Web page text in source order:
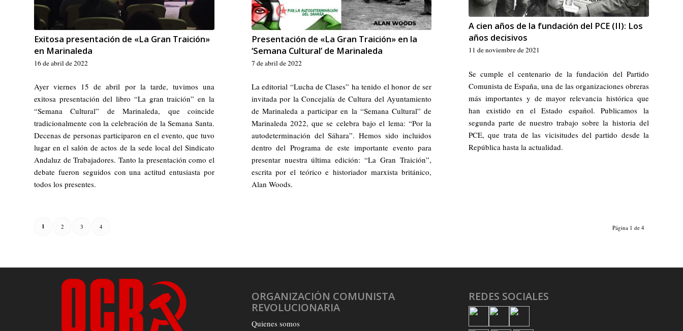
Exitosa presentación de «La Gran Traición»
en Marinaleda
16 de abril de 2022
Ayer viernes 15 de abril por la tarde, tuvimos una
exitosa presentación del libro “La gran traición” en la
“Semana Cultural” de Marinaleda, que coincide
tradicionalmente con la celebración de la Semana Santa.
Decenas de personas participaron en el evento, que tuvo
lugar en el salón de actos de la sede local del Sindicato
Andaluz de Trabajadores. Tanto la presentación como el
debate fueron seguidos con una actitud entusiasta por
todos los presentes.
Presentación de «La Gran Traición» en la
‘Semana Cultural’ de Marinaleda
7 de abril de 2022
La editorial “Lucha de Clases” ha tenido el honor de ser
invitada por la Concejalía de Cultura del Ayuntamiento
de Marinaleda a participar en la “Semana Cultural” de
Marinaleda 2022, que se celebra bajo el lema: “Por la
autodeterminación del Sáhara”. Hemos sido incluidos
dentro del Programa de este importante evento para
presentar nuestra última edición: “La Gran Traición”,
escrita por el teórico e historiador marxista británico,
Alan Woods.
A cien años de la fundación del PCE (II): Los
años decisivos
11 de noviembre de 2021
Se cumple el centenario de la fundación del Partido
Comunista de España, una de las organizaciones obreras
más importantes y de mayor relevancia histórica que
han existido en el Estado español. Publicamos la
segunda parte de nuestro trabajo sobre la historia del
PCE, que trata de las vicisitudes del partido desde la
República hasta la actualidad.
Página 1 de 4
1 2 3 4
ORGANIZACIÓN COMUNISTA
REVOLUCIONARIA
Quienes somos
REDES SOCIALES